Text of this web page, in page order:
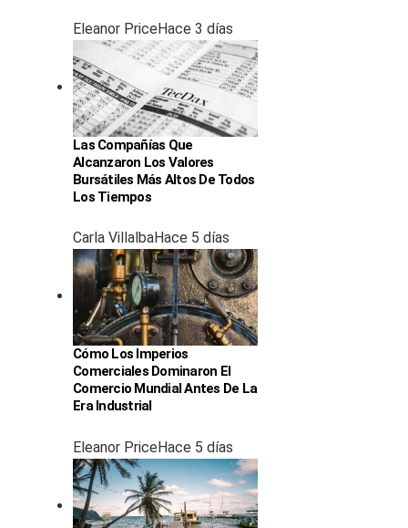
Eleanor PriceHace 3 días
Las Compañías Que
Alcanzaron Los Valores
Bursátiles Más Altos De Todos
Los Tiempos
Carla VillalbaHace 5 días
Cómo Los Imperios
Comerciales Dominaron El
Comercio Mundial Antes De La
Era Industrial
Eleanor PriceHace 5 días